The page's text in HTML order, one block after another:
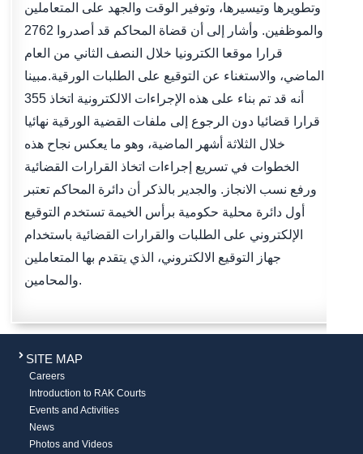
وتطويرها وتيسيرها، وتوفير الوقت والجهد على المتعاملين
والموظفين. وأشار إلى أن قضاة المحاكم قد أصدروا 2762
قرارا موقعا الكترونيا خلال النصف الثاني من العام
الماضي، والاستغناء عن التوقيع على الطلبات الورقية.مبينا
أنه قد تم بناء على هذه الإجراءات الالكترونية اتخاذ 355
قرارا قضائيا دون الرجوع إلى ملفات القضية الورقية نهائيا
خلال الثلاثة أشهر الماضية، وهو ما يعكس نجاح هذه
الخطوات في تسريع إجراءات اتخاذ القرارات القضائية
ورفع نسب الانجاز. والجدير بالذكر أن دائرة المحاكم تعتبر
أول دائرة محلية حكومية برأس الخيمة تستخدم التوقيع
الإلكتروني على الطلبات والقرارات القضائية باستخدام
جهاز التوقيع الالكتروني، الذي يتقدم بها المتعاملين
والمحامين.
SITE MAP
Careers
Introduction to RAK Courts
Events and Activities
News
Photos and Videos